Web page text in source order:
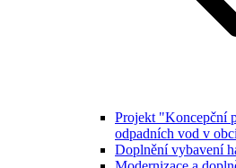
Projekt "Koncepční
odpadních vod v
Doplnění vybavení